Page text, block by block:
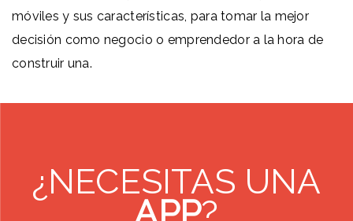
móviles y sus características, para tomar la mejor
decisión como negocio o emprendedor a la hora de
construir una.
¿NECESITAS UNA
APP?